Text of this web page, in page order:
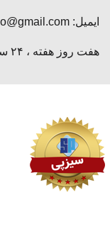
ایمیل: panberoo@gmail.com
هفت روز هفته ، ۲۴ ساعته پاسخگوی شما هستیم.